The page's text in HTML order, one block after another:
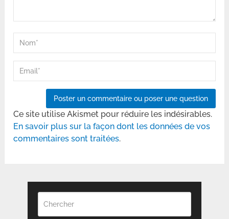
Ce site utilise Akismet pour réduire les indésirables.
En savoir plus sur la façon dont les données de vos
commentaires sont traitées.